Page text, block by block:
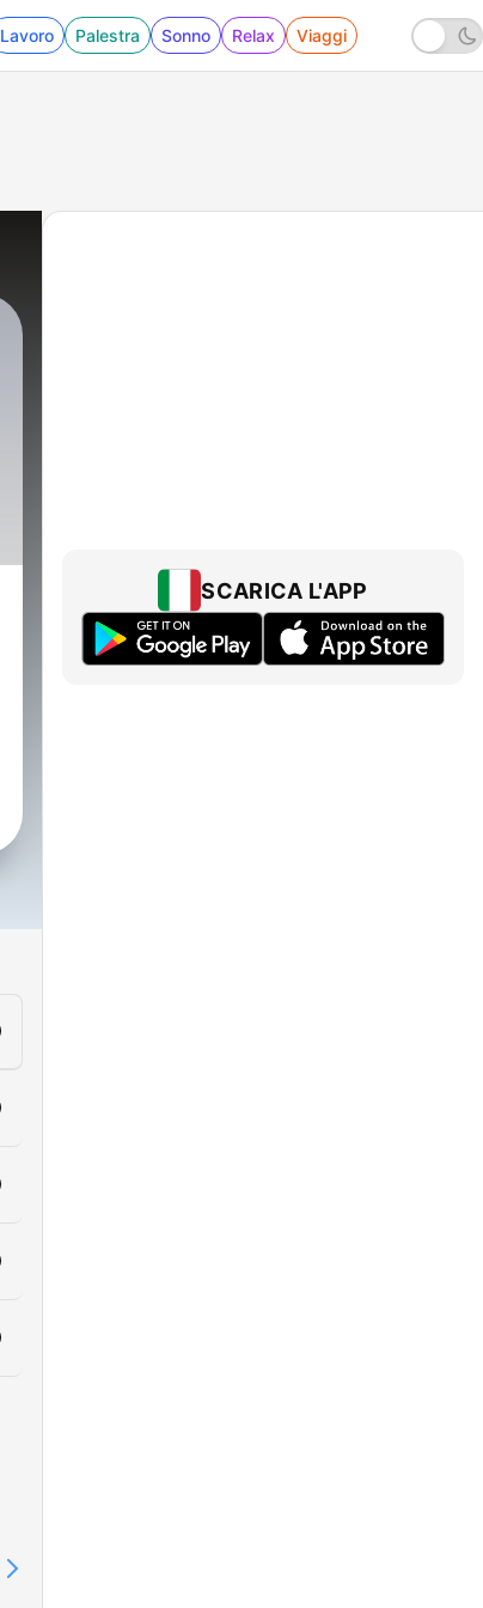
Lavoro Palestra Sonno Relax Viaggi
SCARICA L'APP